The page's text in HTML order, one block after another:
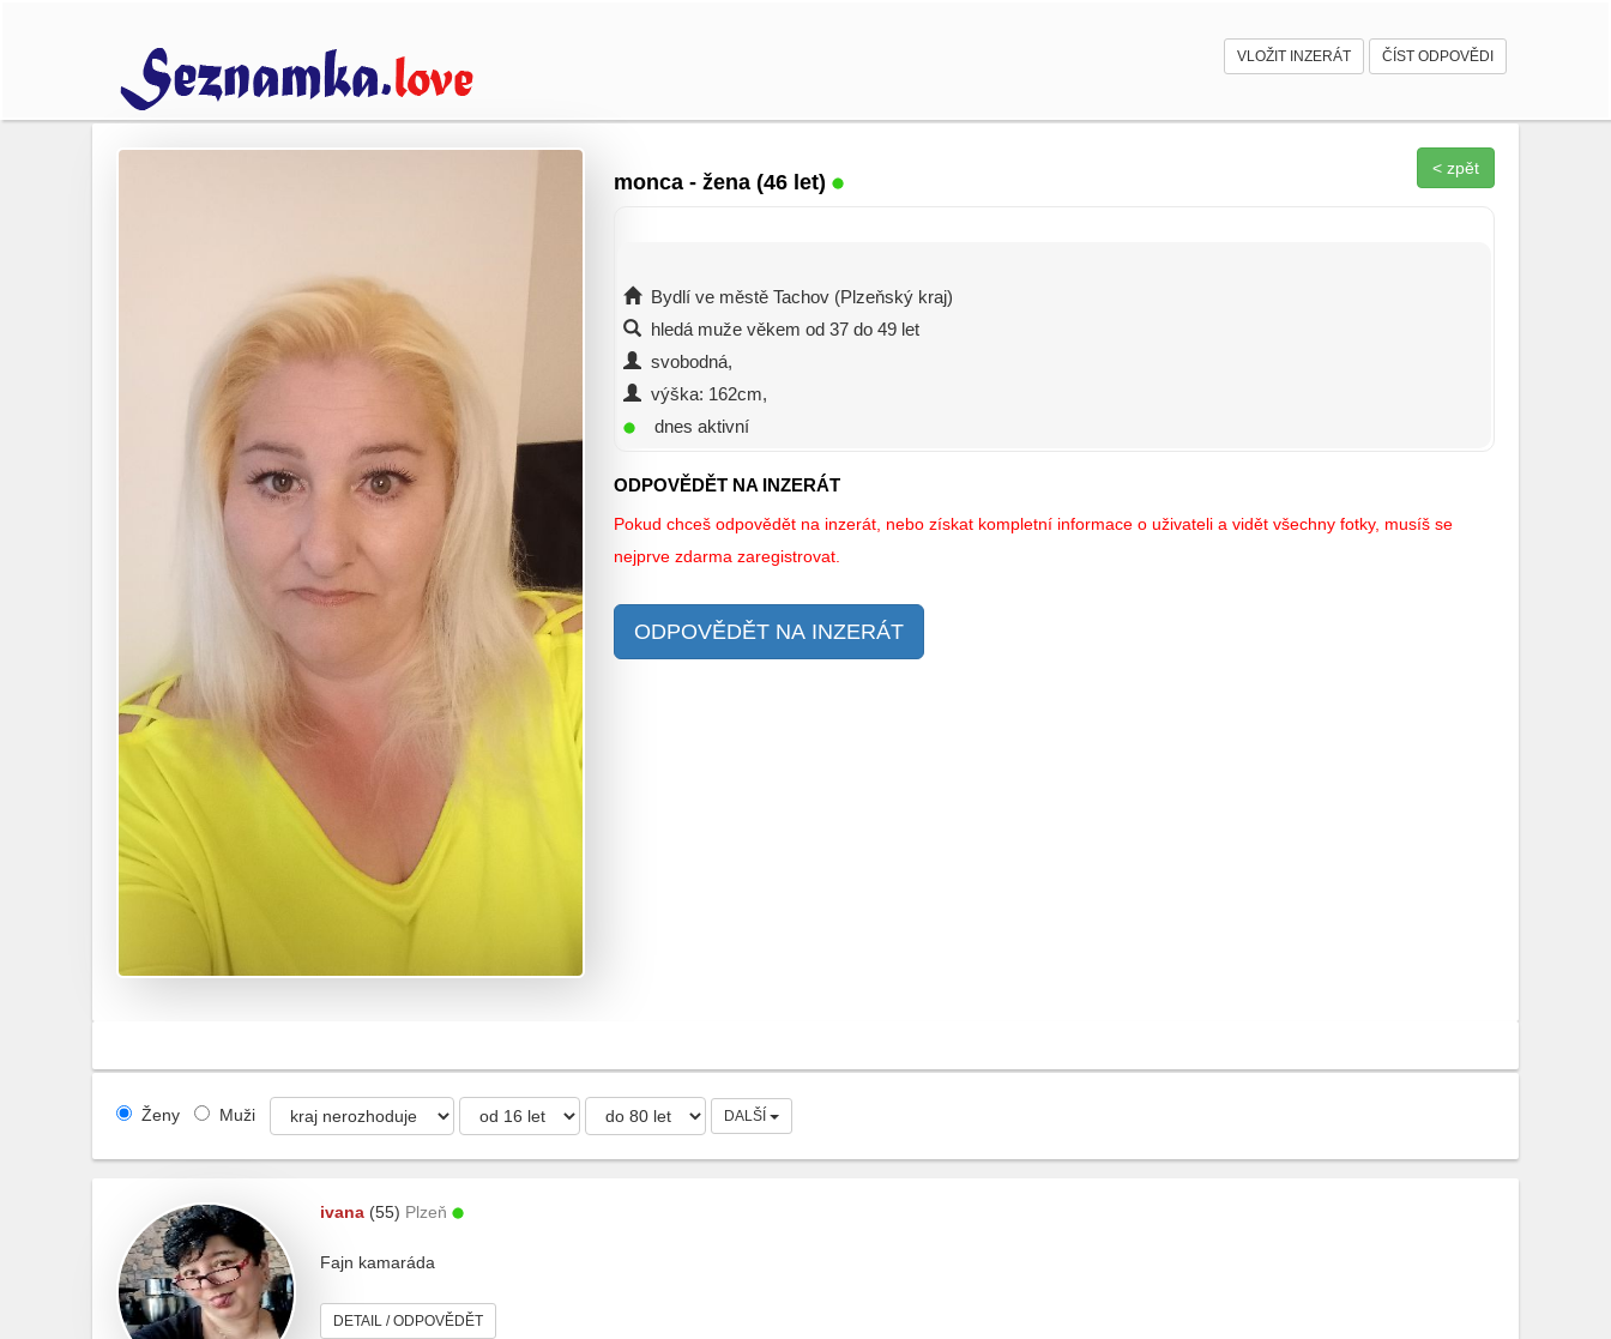
VLOŽIT INZERÁT ČÍST ODPOVĚDI
monca - žena (46 let)
< zpět
Bydlí ve městě Tachov (Plzeňský kraj)
hledá muže věkem od 37 do 49 let
svobodná,
výška: 162cm,
dnes aktivní
ODPOVĚDĚT NA INZERÁT
Pokud chceš odpovědět na inzerát, nebo získat kompletní informace o uživateli a vidět všechny fotky, musíš se
nejprve zdarma zaregistrovat.
ODPOVĚDĚT NA INZERÁT
Ženy Muži DALŠÍ
ivana (55) Plzeň
Fajn kamaráda
DETAIL / ODPOVĚDĚT